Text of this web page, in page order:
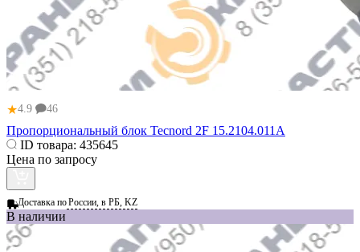
★4.9 46
Пропорциональный блок Tecnord 2F 15.2104.011A
ID товара: 435645
Цена по запросу
Доставка поРоссии, в РБ, KZ
В наличии